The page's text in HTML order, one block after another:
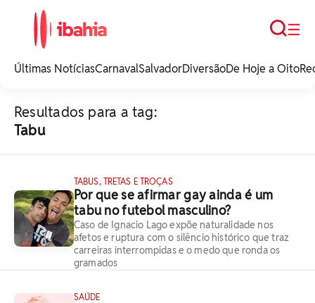
noticias e
☰
Busca
Últimas NotíciasCarnavalSalvadorDiversãoDe Hoje a Oito
Resultados para a tag:
Tabu
TABUS, TRETAS E TROÇAS
Por que se afirmar gay ainda é um
tabu no futebol masculino?
Caso de Ignacio Lago expõe naturalidade nos
afetos e ruptura com o silêncio histórico que traz
carreiras interrompidas e o medo que ronda os
gramados
SAÚDE